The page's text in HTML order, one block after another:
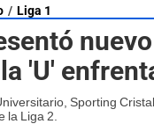
Liga 1
'U'
Sporting
la Liga 2.